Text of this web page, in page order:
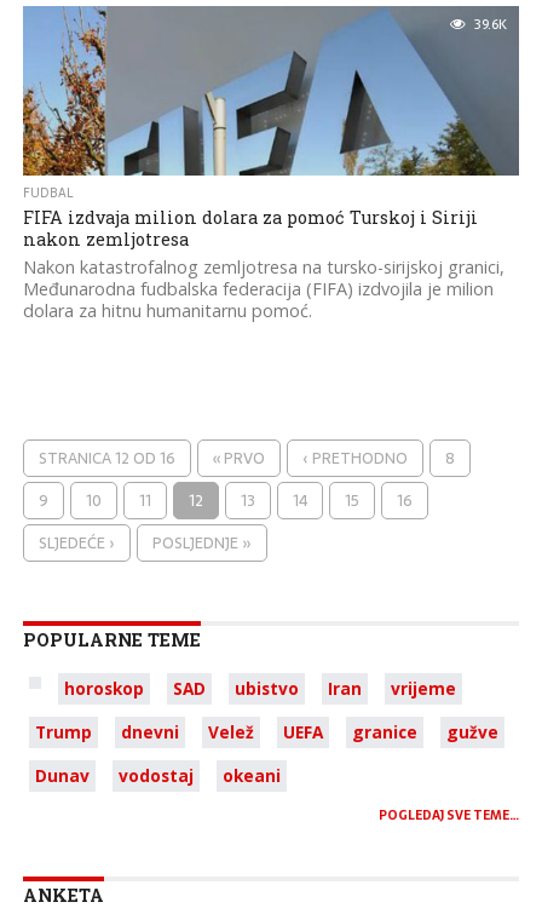
39.6K
FUDBAL
FIFA izdvaja milion dolara za pomoć Turskoj i Siriji
nakon zemljotresa
Nakon katastrofalnog zemljotresa na tursko-sirijskoj granici,
Međunarodna fudbalska federacija (FIFA) izdvojila je milion
dolara za hitnu humanitarnu pomoć.
STRANICA 12 OD 16 « PRVO ‹ PRETHODNO
8
9
10 11 12 13 14 15
16
SLJEDEĆE ›
POSLJEDNJE »
POPULARNE TEME
horoskop SAD ubistvo Iran
vrijeme
Trump
dnevni Velež UEFA granice
gužve
Dunav
vodostaj okeani
POGLEDAJ SVE TEME…
ANKETA